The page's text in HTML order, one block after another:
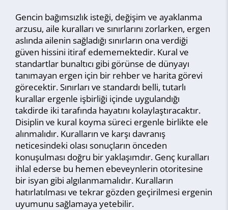
Gencin bağımsızlık isteği, değişim ve ayaklanma
arzusu, aile kuralları ve sınırlarını zorlarken, ergen
aslında ailenin sağladığı sınırların ona verdiği
güven hissini itiraf edememektedir. Kural ve
standartlar bunaltıcı gibi görünse de dünyayı
tanımayan ergen için bir rehber ve harita görevi
görecektir. Sınırları ve standardı belli, tutarlı
kurallar ergenle işbirliği içinde uygulandığı
takdirde iki tarafında hayatını kolaylaştıracaktır.
Disiplin ve kural koyma süreci ergenle birlikte ele
alınmalıdır. Kuralların ve karşı davranış
neticesindeki olası sonuçların önceden
konuşulması doğru bir yaklaşımdır. Genç kuralları
ihlal ederse bu hemen ebeveynlerin otoritesine
bir isyan gibi algılanmamalıdır. Kuralların
hatırlatılması ve tekrar gözden geçirilmesi ergenin
uyumunu sağlamaya yetebilir.